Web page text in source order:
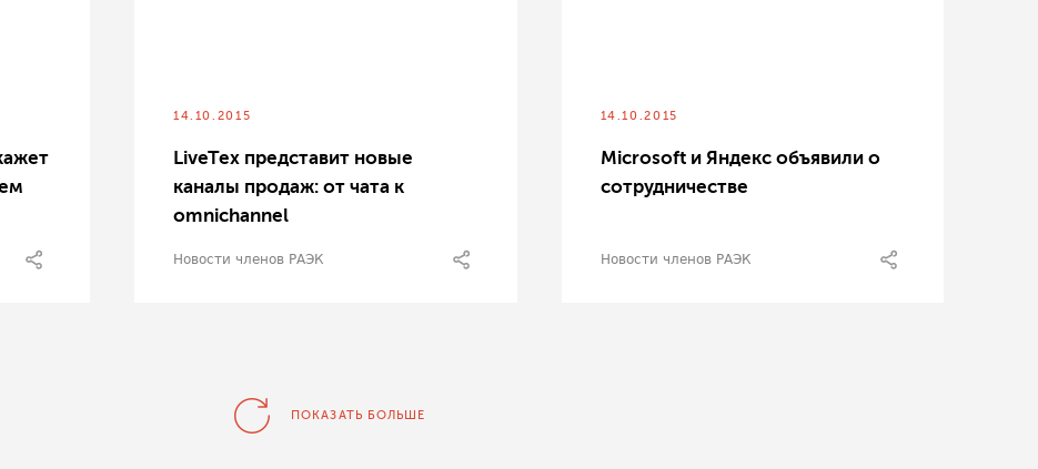
14.10.2015
LiveTex представит новые
каналы продаж: от чата к
omnichannel
Новости членов РАЭК
14.10.2015
Microsoft и Яндекс объявили о
сотрудничестве
Новости членов РАЭК
ПОКАЗАТЬ БОЛЬШЕ